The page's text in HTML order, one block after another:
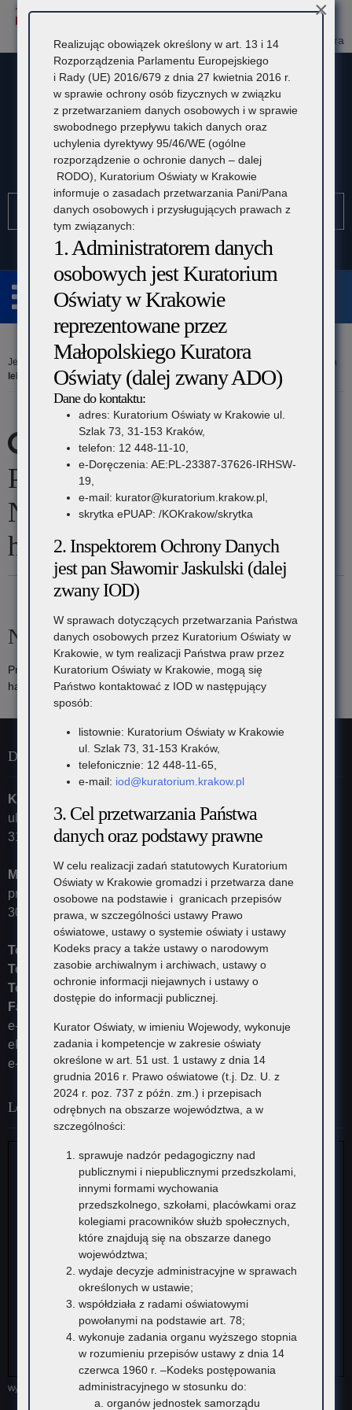
Przejdź
Przejdź
Dostępność
KontrastRozmiar
Domyślna
Wielka
SIO Panel Dyrektora
Kuratorium Oświaty w Krakowie
wymagane.
Wpisz
znaki.
Rozwiń
Jesteś tutaj: Strona główna »Przywrócić głos Niezłomnym, Nieobecnym na
lekcjach historii
Wyniki wyszukiwania dla:
Przywrócić głos Niezłomnym,
Nieobecnym na lekcjach
historii
Nic nie znaleziono
Przepraszamy, ale nie znaleziono żadnych materiałów z tym
hasłem. Spróbuj ponownie lub pod innym hasłem.
Dane kontaktowe
Kuratorium Oświaty w Krakowie
ul. Szlak 73
31-153 Kraków
Małopolski Kurator Oświaty
przyjmuje ul. Kazimierza Morawskiego 5,
30-102 Kraków
Tel:
12 448-11-10
Tel:
12 448-11-15
Tel:
12 448-11-20
Fax:
12 448-11-62
e-mail:
kurator@kuratorium.krakow.pl
ePUAP (adres skrytki): /KOKrakow/skrytka
e-Doręczenia: AE:PL-23387-37626-IRHSW-19
Lokalizacja
Wyświetl większą mapę
Realizując obowiązek określony w art. 13 i 14
Rozporządzenia Parlamentu Europejskiego
i Rady (UE) 2016/679 z dnia 27 kwietnia 2016 r.
w sprawie ochrony osób fizycznych w związku
z przetwarzaniem danych osobowych i w sprawie
swobodnego przepływu takich danych oraz
uchylenia dyrektywy 95/46/WE (ogólne
rozporządzenie o ochronie danych – dalej
RODO), Kuratorium Oświaty w Krakowie
informuje o zasadach przetwarzania Pani/Pana
danych osobowych i przysługujących prawach z
tym związanych:
1. Administratorem danych
osobowych jest Kuratorium
Oświaty w Krakowie
reprezentowane przez
Małopolskiego Kuratora
Oświaty (dalej zwany ADO)
Dane do kontaktu:
adres: Kuratorium Oświaty w Krakowie ul.
Szlak 73, 31-153 Kraków,
telefon: 12 448-11-10,
e-Doręczenia: AE:PL-23387-37626-IRHSW-
19,
e-mail: kurator@kuratorium.krakow.pl,
skrytka ePUAP: /KOKrakow/skrytka
2. Inspektorem Ochrony Danych
jest pan Sławomir Jaskulski (dalej
zwany IOD)
W sprawach dotyczących przetwarzania Państwa
danych osobowych przez Kuratorium Oświaty w
Krakowie, w tym realizacji Państwa praw przez
Kuratorium Oświaty w Krakowie, mogą się
Państwo kontaktować z IOD w następujący
sposób:
listownie: Kuratorium Oświaty w Krakowie
ul. Szlak 73, 31-153 Kraków,
telefonicznie: 12 448-11-65,
e-mail: iod@kuratorium.krakow.pl
3. Cel przetwarzania Państwa
danych oraz podstawy prawne
W celu realizacji zadań statutowych Kuratorium
Oświaty w Krakowie gromadzi i przetwarza dane
osobowe na podstawie i granicach przepisów
prawa, w szczególności ustawy Prawo
oświatowe, ustawy o systemie oświaty i ustawy
Kodeks pracy a także ustawy o narodowym
zasobie archiwalnym i archiwach, ustawy o
ochronie informacji niejawnych i ustawy o
dostępie do informacji publicznej.
Kurator Oświaty, w imieniu Wojewody, wykonuje
zadania i kompetencje w zakresie oświaty
określone w art. 51 ust. 1 ustawy z dnia 14
grudnia 2016 r. Prawo oświatowe (t.j. Dz. U. z
2024 r. poz. 737 z późn. zm.) i przepisach
odrębnych na obszarze województwa, a w
szczególności:
sprawuje nadzór pedagogiczny nad
publicznymi i niepublicznymi przedszkolami,
innymi formami wychowania
przedszkolnego, szkołami, placówkami oraz
kolegiami pracowników służb społecznych,
które znajdują się na obszarze danego
województwa;
wydaje decyzje administracyjne w sprawach
określonych w ustawie;
współdziała z radami oświatowymi
powołanymi na podstawie art. 78;
wykonuje zadania organu wyższego stopnia
w rozumieniu przepisów ustawy z dnia 14
czerwca 1960 r. –Kodeks postępowania
administracyjnego w stosunku do:
organów jednostek samorządu
×